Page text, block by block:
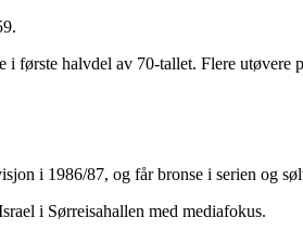
første halvdel av 70-tallet. Flere utøvere
i 1986/87, og får bronse i serien og
i Sørreisahallen med mediafokus.